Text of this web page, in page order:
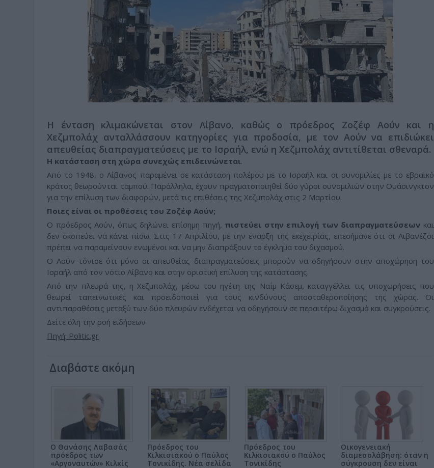
Η ένταση κλιμακώνεται στον Λίβανο, καθώς ο πρόεδρος Ζοζέφ Αούν και η
Χεζμπολάχ ανταλλάσσουν κατηγορίες για προδοσία, με τον Αούν να επιδιώκει
απευθείας διαπραγματεύσεις με το Ισραήλ, ενώ η Χεζμπολάχ αντιτίθεται σθεναρά.
Η κατάσταση στη χώρα συνεχώς επιδεινώνεται.
Από το 1948, ο Λίβανος παραμένει σε κατάσταση πολέμου με το Ισραήλ και οι συνομιλίες με το εβραϊκό
κράτος θεωρούνται ταμπού. Παράλληλα, έχουν πραγματοποιηθεί δύο γύροι συνομιλιών στην Ουάσινγκτον
για την επίλυση των διαφορών, μετά τις επιθέσεις της Χεζμπολάχ στις 2 Μαρτίου.
Ποιες είναι οι προθέσεις του Ζοζέφ Αούν;
Ο πρόεδρος Αούν, όπως δηλώνει επίσημη πηγή, πιστεύει στην επιλογή των διαπραγματεύσεων και
δεν σκοπεύει να κάνει πίσω. Στις 17 Απριλίου, με την έναρξη της εκεχειρίας, επεσήμανε ότι οι Λιβανέζοι
πρέπει να παραμείνουν ενωμένοι και να μην διαπράξουν το έγκλημα του διχασμού.
Ο Αούν τόνισε ότι μόνο οι απευθείας διαπραγματεύσεις μπορούν να οδηγήσουν στην αποχώρηση του
Ισραήλ από τον νότιο Λίβανο και στην οριστική επίλυση της κατάστασης.
Από την πλευρά της, η Χεζμπολάχ, μέσω του ηγέτη της Ναΐμ Κάσεμ, καταγγέλλει τις υποχωρήσεις που
θεωρεί ταπεινωτικές και προειδοποιεί για τους κινδύνους αποσταθεροποίησης της χώρας. Οι
αντιπαραθέσεις μεταξύ των δύο πλευρών ενδέχεται να οδηγήσουν σε περαιτέρω διχασμό και συγκρούσεις.
Δείτε όλη την ροή ειδήσεων
Πηγή: Politic.gr
Διαβάστε ακόμη
Ο Θανάσης Λαβασάς
πρόεδρος των
«Αργοναυτών» Κιλκίς
Πρόεδρος του
Κιλκισιακού ο Παύλος
Τονικίδης. Νέα σελίδα
Πρόεδρος του
Κιλκισιακού ο Παύλος
Τονικίδης
Οικογενειακή
διαμεσολάβηση: όταν η
σύγκρουση δεν είναι